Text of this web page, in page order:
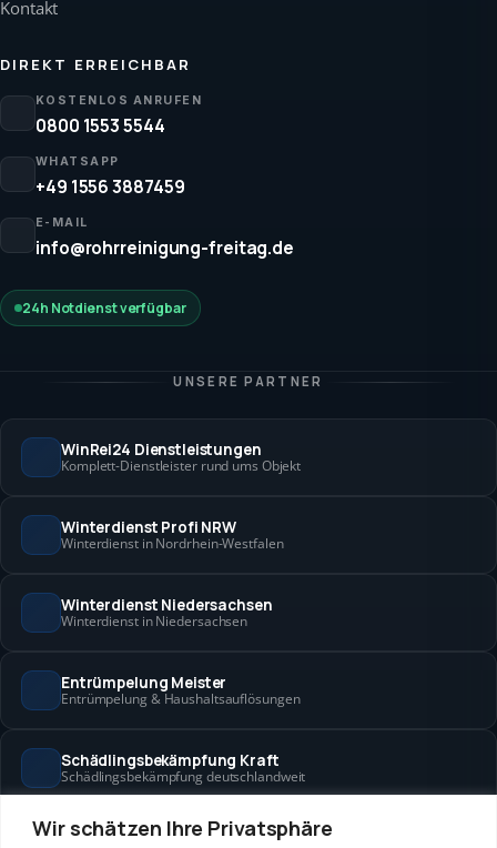
Wir schätzen Ihre Privatsphäre
Kontakt
DIREKT ERREICHBAR
KOSTENLOS ANRUFEN
0800 1553 5544
WHATSAPP
+49 1556 3887459
E-MAIL
info@rohrreinigung-freitag.de
24h Notdienst verfügbar
UNSERE PARTNER
WinRei24 Dienstleistungen
Komplett-Dienstleister rund ums Objekt
Winterdienst Profi NRW
Winterdienst in Nordrhein-Westfalen
Winterdienst Niedersachsen
Winterdienst in Niedersachsen
Entrümpelung Meister
Entrümpelung & Haushaltsauflösungen
Schädlingsbekämpfung Kraft
Schädlingsbekämpfung deutschlandweit
Hanse Objektservice